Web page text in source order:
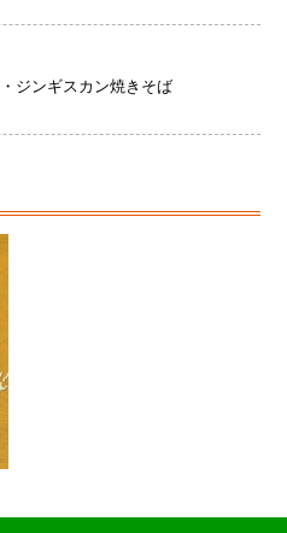
ジンギスカン焼きそば